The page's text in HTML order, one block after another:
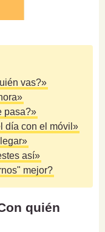
vas?»
pasa?»
día con el móvil»
así»
mejor?
quién